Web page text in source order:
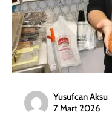
Yusufcan Aksu
7 Mart 2026